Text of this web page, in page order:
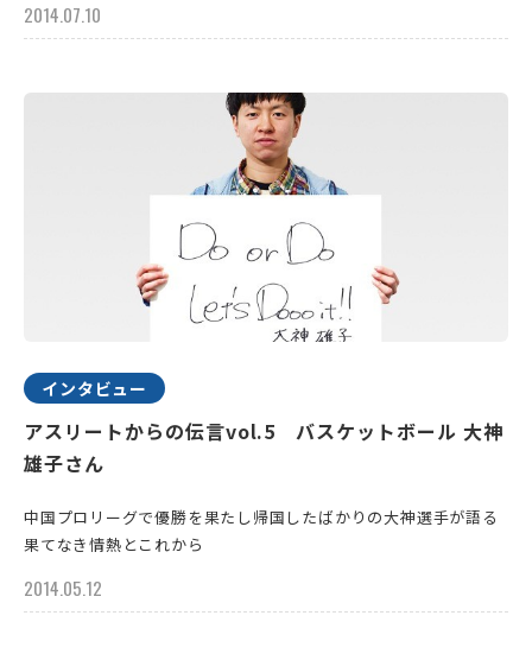
2014.07.10
インタビュー
アスリートからの伝言vol.5 バスケットボール 大神
雄子さん
中国プロリーグで優勝を果たし帰国したばかりの大神選手が語る
果てなき情熱とこれから
2014.05.12